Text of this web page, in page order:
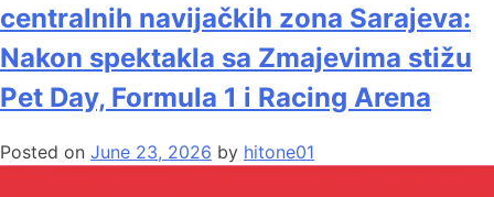
centralnih navijačkih zona Sarajeva:
Nakon spektakla sa Zmajevima stižu
Pet Day, Formula 1 i Racing Arena
Posted on June 23, 2026 by hitone01